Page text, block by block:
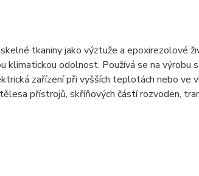
tkaniny jako výztuže a epoxirezolové
klimatickou odolnost. Používá se na výrobu
zařízení při vyšších teplotách nebo ve
přístrojů, skříňových částí rozvoden,